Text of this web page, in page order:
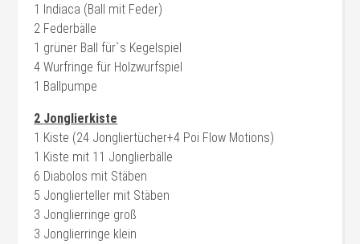
1 Indiaca (Ball mit Feder)
2 Federbälle
1 grüner Ball für`s Kegelspiel
4 Wurfringe für Holzwurfspiel
1 Ballpumpe
2 Jonglierkiste
1 Kiste (24 Jongliertücher+4 Poi Flow Motions)
1 Kiste mit 11 Jonglierbälle
6 Diabolos mit Stäben
5 Jonglierteller mit Stäben
3 Jonglierringe groß
3 Jonglierringe klein